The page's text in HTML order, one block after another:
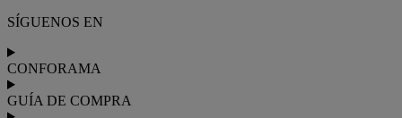
SÍGUENOS EN
CONFORAMA
GUÍA DE COMPRA